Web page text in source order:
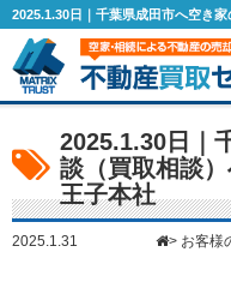
2025.1.30日｜
談（買取相談
王子本社
> お客様
2025.1.31